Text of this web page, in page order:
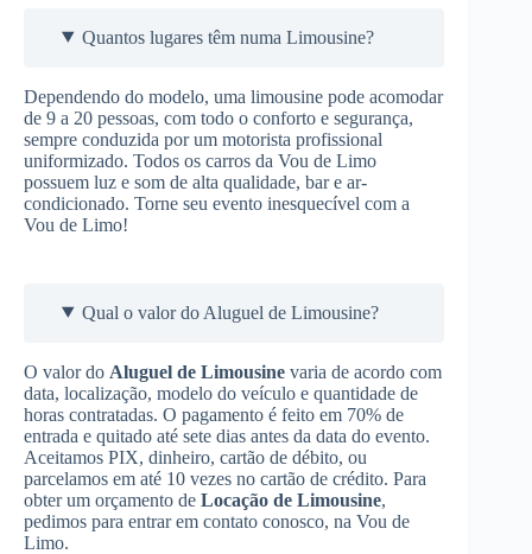
Quantos lugares têm numa Limousine?
Dependendo do modelo, uma limousine pode acomodar
de 9 a 20 pessoas, com todo o conforto e segurança,
sempre conduzida por um motorista profissional
uniformizado. Todos os carros da Vou de Limo
possuem luz e som de alta qualidade, bar e ar-
condicionado. Torne seu evento inesquecível com a
Vou de Limo!
Qual o valor do Aluguel de Limousine?
O valor do Aluguel de Limousine varia de acordo com
data, localização, modelo do veículo e quantidade de
horas contratadas. O pagamento é feito em 70% de
entrada e quitado até sete dias antes da data do evento.
Aceitamos PIX, dinheiro, cartão de débito, ou
parcelamos em até 10 vezes no cartão de crédito. Para
obter um orçamento de Locação de Limousine,
pedimos para entrar em contato conosco, na Vou de
Limo.